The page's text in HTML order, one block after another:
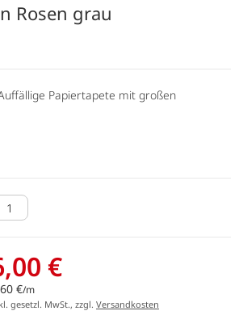
Rosen grau
Papiertapete mit großen
€
€/m
gesetzl. MwSt., zzgl. Versandkosten